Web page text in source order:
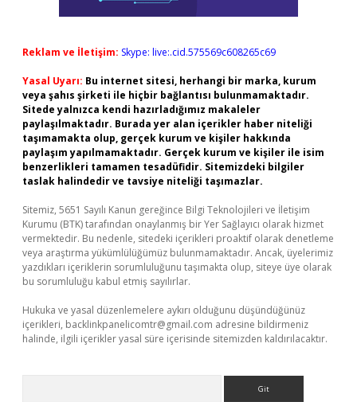
Reklam ve İletişim: Skype: live:.cid.575569c608265c69
Yasal Uyarı: Bu internet sitesi, herhangi bir marka, kurum
veya şahıs şirketi ile hiçbir bağlantısı bulunmamaktadır.
Sitede yalnızca kendi hazırladığımız makaleler
paylaşılmaktadır. Burada yer alan içerikler haber niteliği
taşımamakta olup, gerçek kurum ve kişiler hakkında
paylaşım yapılmamaktadır. Gerçek kurum ve kişiler ile isim
benzerlikleri tamamen tesadüfidir. Sitemizdeki bilgiler
taslak halindedir ve tavsiye niteliği taşımazlar.
Sitemiz, 5651 Sayılı Kanun gereğince Bilgi Teknolojileri ve İletişim
Kurumu (BTK) tarafından onaylanmış bir Yer Sağlayıcı olarak hizmet
vermektedir. Bu nedenle, sitedeki içerikleri proaktif olarak denetleme
veya araştırma yükümlülüğümüz bulunmamaktadır. Ancak, üyelerimiz
yazdıkları içeriklerin sorumluluğunu taşımakta olup, siteye üye olarak
bu sorumluluğu kabul etmiş sayılırlar.
Hukuka ve yasal düzenlemelere aykırı olduğunu düşündüğünüz
içerikleri, backlinkpanelicomtr@gmail.com adresine bildirmeniz
halinde, ilgili içerikler yasal süre içerisinde sitemizden kaldırılacaktır.